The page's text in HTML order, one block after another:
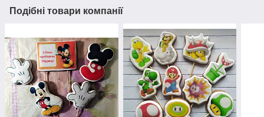
Подібні товари компанії